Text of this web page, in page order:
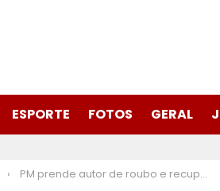
ESPORTE FOTOS GERAL
PM prende autor de roubo e recupera veículo furtado em Coronel Fabriciano